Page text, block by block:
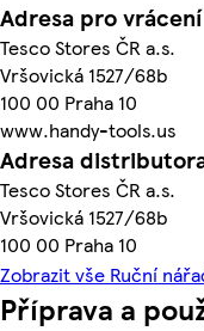
Adresa pro vrácení
Tesco Stores ČR a.s.
Vršovická 1527/68b
100 00 Praha 10
www.handy-tools.us
Adresa
Tesco Stores ČR a.s.
Vršovická 1527/68b
100 00 Praha 10
Zobrazit vše Ruční
Příprava a